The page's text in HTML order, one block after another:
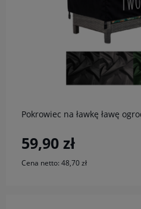
Pokrowiec na ławkę ławę
59,90 zł
Cena netto: 48,70 zł
do